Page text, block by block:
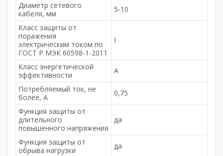
Диаметр сетевого
кабеля, мм
5-10
Класс защиты от
поражения
электрическим током по
ГОСТ Р МЭК 60598-1-2011
I
Класс энергетической
эффективности
А
Потребляемый ток, не
более, A
0,75
Функция защиты от
длительного
повышенного напряжения
да
Функция защиты от
обрыва нагрузки
да